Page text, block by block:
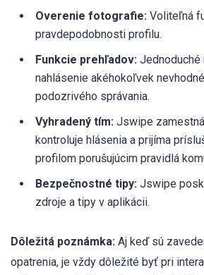
Overenie fotografie: Voliteľná
pravdepodobnosti profilu.
Funkcie prehľadov: Jednoduché
nahlásenie akéhokoľvek
podozrivého správania.
Vyhradený tím: Jswipe
kontroluje hlásenia a prijíma
profilom porušujúcim pravidlá
Bezpečnostné tipy: Jswipe
zdroje a tipy v aplikácii.
Dôležitá poznámka: Aj keď sú
opatrenia, je vždy dôležité byť pri